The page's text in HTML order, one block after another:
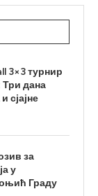
3×3 турнир
дана
сјајне
за
у
Граду